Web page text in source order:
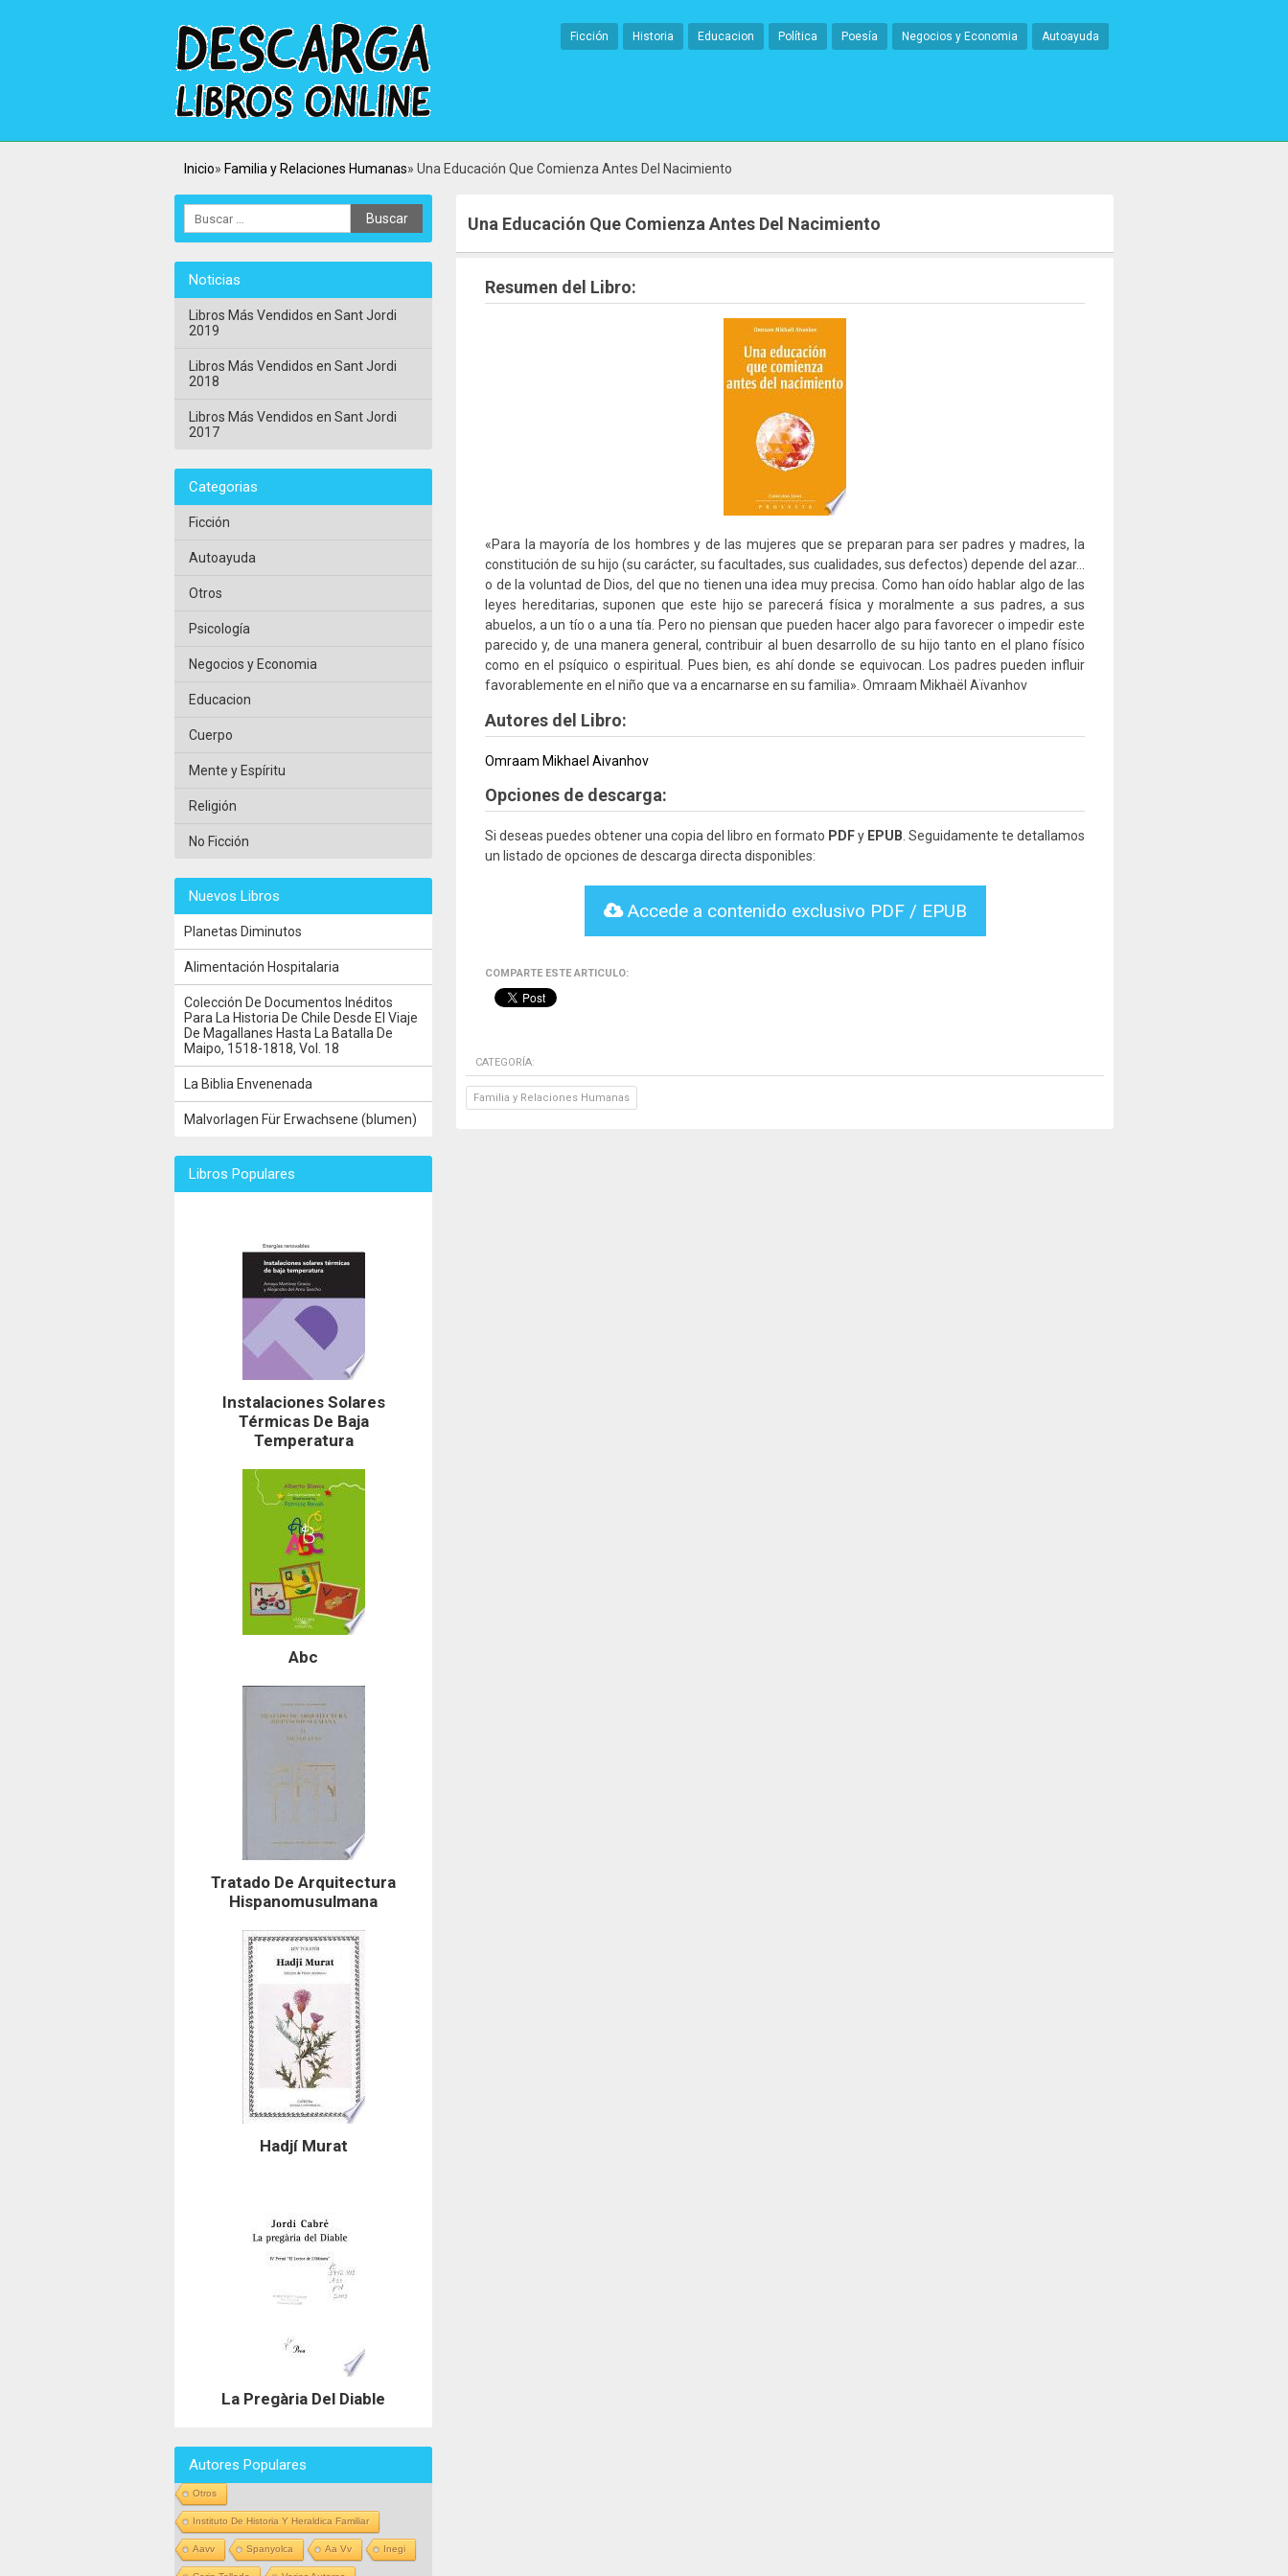
Ficción Historia Educacion Política Poesía Negocios y Economia Autoayuda
Inicio Familia y Relaciones Humanas Una Educación Que Comienza Antes Del Nacimiento
Una Educación Que Comienza Antes Del Nacimiento
Resumen del Libro:
«Para la mayoría de los hombres y de las mujeres que se preparan para ser padres y madres, la
constitución de su hijo (su carácter, su facultades, sus cualidades, sus defectos) depende del azar…
o de la voluntad de Dios, del que no tienen una idea muy precisa. Como han oído hablar algo de las
leyes hereditarias, suponen que este hijo se parecerá física y moralmente a sus padres, a sus
abuelos, a un tío o a una tía. Pero no piensan que pueden hacer algo para favorecer o impedir este
parecido y, de una manera general, contribuir al buen desarrollo de su hijo tanto en el plano físico
como en el psíquico o espiritual. Pues bien, es ahí donde se equivocan. Los padres pueden influir
favorablemente en el niño que va a encarnarse en su familia». Omraam Mikhaël Aïvanhov
Autores del Libro:
Omraam Mikhael Aivanhov
Opciones de descarga:
Si deseas puedes obtener una copia del libro en formato PDFy EPUB . Seguidamente te detallamos
un listado de opciones de descarga directa disponibles:
Accede a contenido exclusivo PDF / EPUB
COMPARTE ESTE ARTICULO:
CATEGORÍA:
Familia y Relaciones Humanas
Noticias
Libros Más Vendidos en Sant Jordi
2019
Libros Más Vendidos en Sant Jordi
2018
Libros Más Vendidos en Sant Jordi
2017
Categorias
Ficción
Autoayuda
Otros
Psicología
Negocios y Economia
Educacion
Cuerpo
Mente y Espíritu
Religión
No Ficción
Nuevos Libros
Planetas Diminutos
Alimentación Hospitalaria
Colección De Documentos Inéditos
Para La Historia De Chile Desde El Viaje
De Magallanes Hasta La Batalla De
Maipo, 1518-1818, Vol. 18
La Biblia Envenenada
Malvorlagen Für Erwachsene (blumen)
Libros Populares
Instalaciones Solares
Térmicas De Baja
Temperatura
Abc
Tratado De Arquitectura
Hispanomusulmana
Hadjí Murat
La Pregària Del Diable
Autores Populares
Otros
Instituto De Historia Y Heraldica Familiar
Aavv Spanyolca Aa Vv Inegi